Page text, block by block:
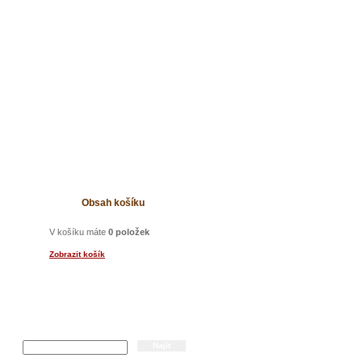
Obsah košíku
V košíku máte 0 položek
Zobrazit košík